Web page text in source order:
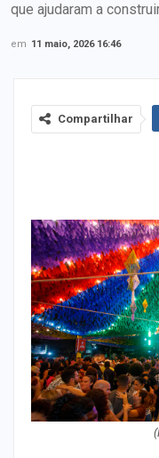
que ajudaram a
em 11 maio, 2026 16:46
Compartilhar